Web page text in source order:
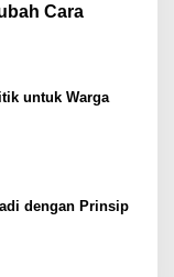
Cara
untuk Warga
dengan Prinsip